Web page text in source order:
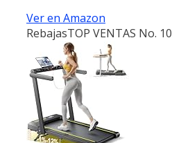
Ver en Amazon
RebajasTOP VENTAS No. 10